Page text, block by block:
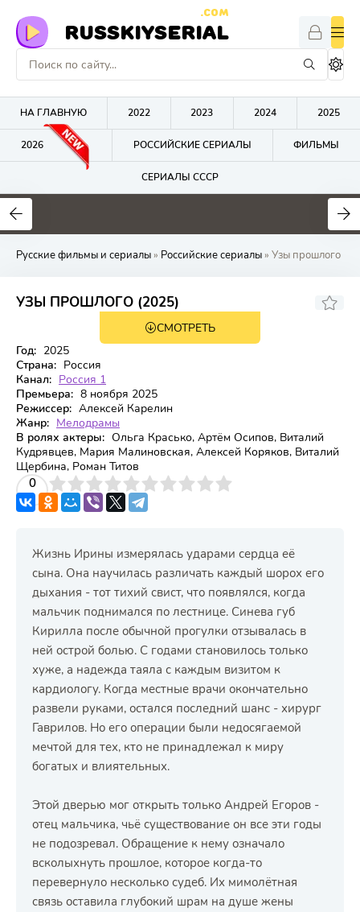
RUSSKIYSERIAL
.COM
НА ГЛАВНУЮ 2022 2023 2024 2025
2026 РОССИЙСКИЕ СЕРИАЛЫ ФИЛЬМЫ
СЕРИАЛЫ СССР
0
Русские фильмы и сериалы» Российские сериалы» Узы прошлого
УЗЫ ПРОШЛОГО (2025)
СМОТРЕТЬ
Год: 2025
Страна: Россия
Канал: Россия 1
Премьера: 8 ноября 2025
Режиссер: Алексей Карелин
Жанр: Мелодрамы
В ролях актеры: Ольга Красько, Артём Осипов, Виталий
Кудрявцев, Мария Малиновская, Алексей Коряков, Виталий
Щербина, Роман Титов
0
4 5 6 7 8 9 10
Жизнь Ирины измерялась ударами сердца её
сына. Она научилась различать каждый шорох его
дыхания - тот тихий свист, что появлялся, когда
мальчик поднимался по лестнице. Синева губ
Кирилла после обычной прогулки отзывалась в
ней острой болью. С годами становилось только
хуже, а надежда таяла с каждым визитом к
кардиологу. Когда местные врачи окончательно
развели руками, остался последний шанс - хирург
Гаврилов. Но его операции были недосягаемой
мечтой для тех, кто не принадлежал к миру
богатых и влиятельных.
Этой дверью мог открыть только Андрей Егоров -
отец мальчика, чьё существование он все эти годы
не подозревал. Обращение к нему означало
всколыхнуть прошлое, которое когда-то
перевернуло несколько судеб. Их мимолётная
связь оставила глубокий шрам на душе жены